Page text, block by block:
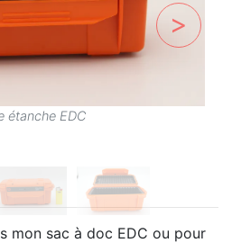
étanche EDC
mon sac à doc EDC ou pour